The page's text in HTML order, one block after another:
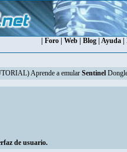
Foro Web Blog Ayuda
Aprende a emular Sentinel
de usuario.